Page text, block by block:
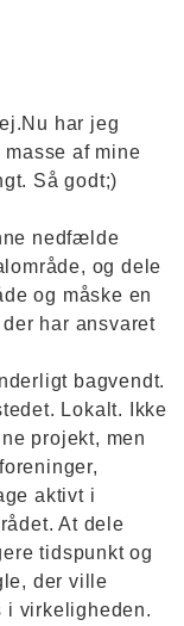
har jeg
af mine
Så godt;)
nedfælde
og dele
og måske en
har ansvaret
bagvendt.
Lokalt. Ikke
projekt, men
aktivt i
At dele
tidspunkt og
der ville
i virkeligheden.